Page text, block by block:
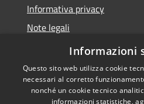
Informativa privacy
Note legali
Dichiarazione di accessibilità
Informazioni
Questo sito web utilizza cookie
necessari al corretto
nonché un cookie tecnico
informazioni statistiche,